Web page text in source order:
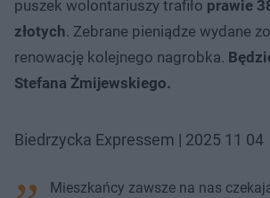
puszek wolontariuszy trafiło prawie
złotych. Zebrane pieniądze wydane
renowację kolejnego nagrobka.
Stefana Żmijewskiego.
Biedrzycka Expressem | 2025 11 04
Mieszkańcy zawsze na nas